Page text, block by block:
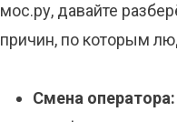
мос.ру, давайте
причин, по которым
Смена оператора: